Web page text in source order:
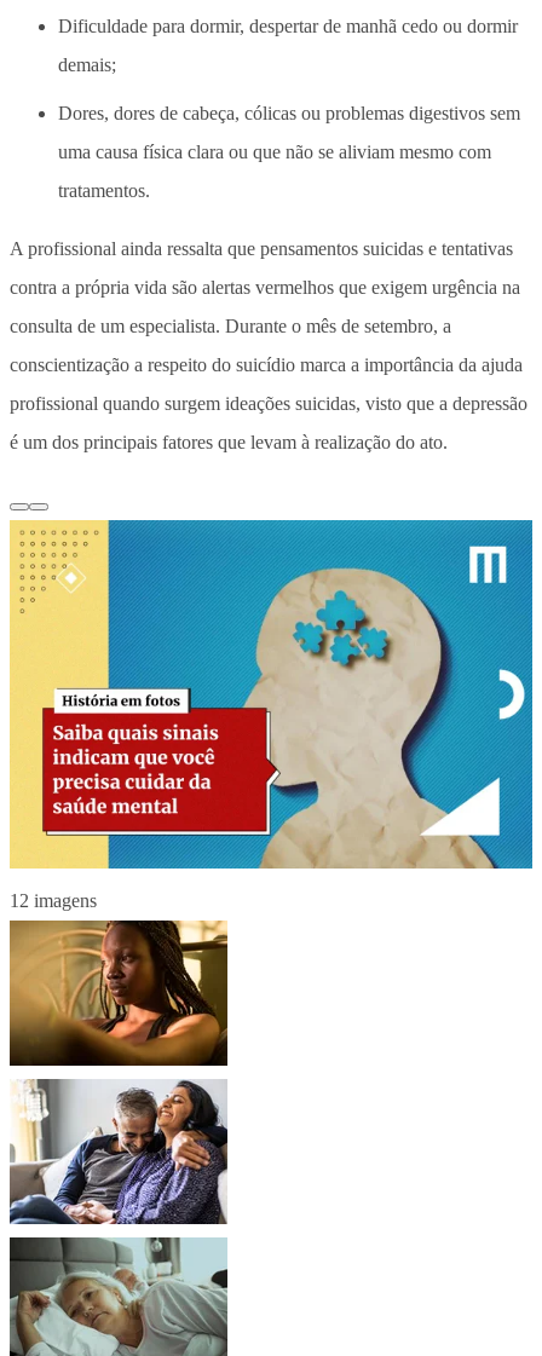
Dificuldade para dormir, despertar de manhã cedo ou dormir
demais;
Dores, dores de cabeça, cólicas ou problemas digestivos sem
uma causa física clara ou que não se aliviam mesmo com
tratamentos.
A profissional ainda ressalta que pensamentos suicidas e tentativas
contra a própria vida são alertas vermelhos que exigem urgência na
consulta de um especialista. Durante o mês de setembro, a
conscientização a respeito do suicídio marca a importância da ajuda
profissional quando surgem ideações suicidas, visto que a depressão
é um dos principais fatores que levam à realização do ato.
12 imagens